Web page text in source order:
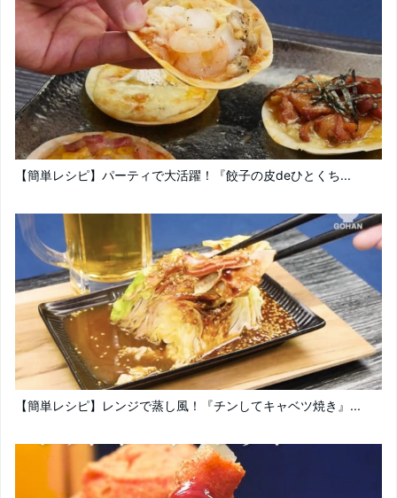
【簡単レシピ】パーティで大活躍！『餃子の皮deひとくち...
【簡単レシピ】レンジで蒸し風！『チンしてキャベツ焼き』...